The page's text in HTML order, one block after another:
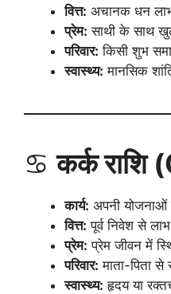
वित्त: अचानक धन
प्रेम: साथी के साथ
परिवार: किसी शुभ
स्वास्थ्य: मानसिक
♋कर्क
कार्य: अपनी
वित्त: पूर्व निवेश से
प्रेम: प्रेम जीवन में
परिवार: माता-पिता से
स्वास्थ्य: हृदय या